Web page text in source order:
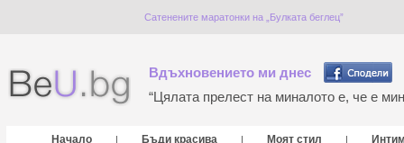
Сатенените маратонки на „Булката беглец”
Вдъхновението ми днес
“Цялата прелест на миналото е, че е
Начало | Бъди красива | Моят стил |